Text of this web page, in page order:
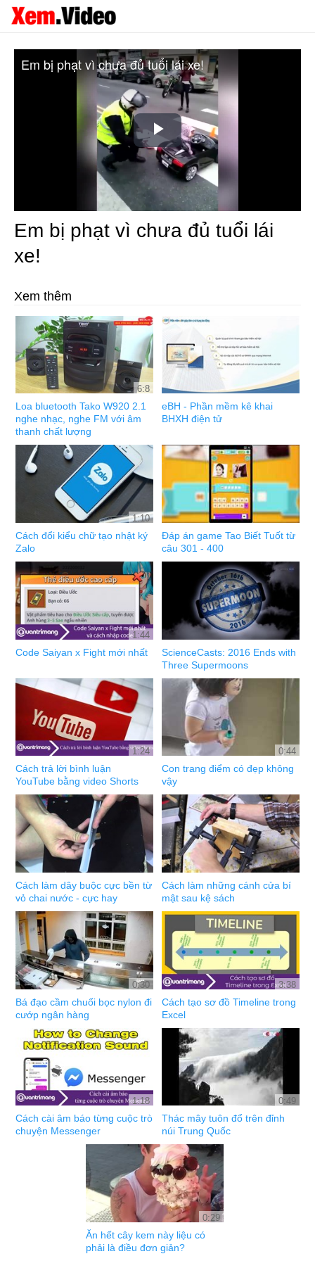
Play
Video
Em bị phạt vì chưa đủ tuổi lái xe!
Em bị phạt vì chưa đủ tuổi lái
xe!
Xem thêm
6:8
Loa bluetooth Tako W920 2.1
nghe nhạc, nghe FM với âm
thanh chất lượng
eBH - Phần mềm kê khai
BHXH điện tử
1:10
Cách đổi kiểu chữ tạo nhật ký
Zalo
Đáp án game Tao Biết Tuốt từ
câu 301 - 400
1:44
Code Saiyan x Fight mới nhất
ScienceCasts: 2016 Ends with
Three Supermoons
1:24
Cách trả lời bình luận
YouTube bằng video Shorts
0:44
Con trang điểm có đẹp không
vậy
Cách làm dây buộc cực bền từ
vỏ chai nước - cực hay
Cách làm những cánh cửa bí
mật sau kệ sách
0:30
Bá đạo cầm chuối bọc nylon đi
cướp ngân hàng
3:38
Cách tạo sơ đồ Timeline trong
Excel
1:18
Cách cài âm báo từng cuộc trò
chuyện Messenger
0:49
Thác mây tuôn đổ trên đỉnh
núi Trung Quốc
0:29
Ăn hết cây kem này liệu có
phải là điều đơn giản?